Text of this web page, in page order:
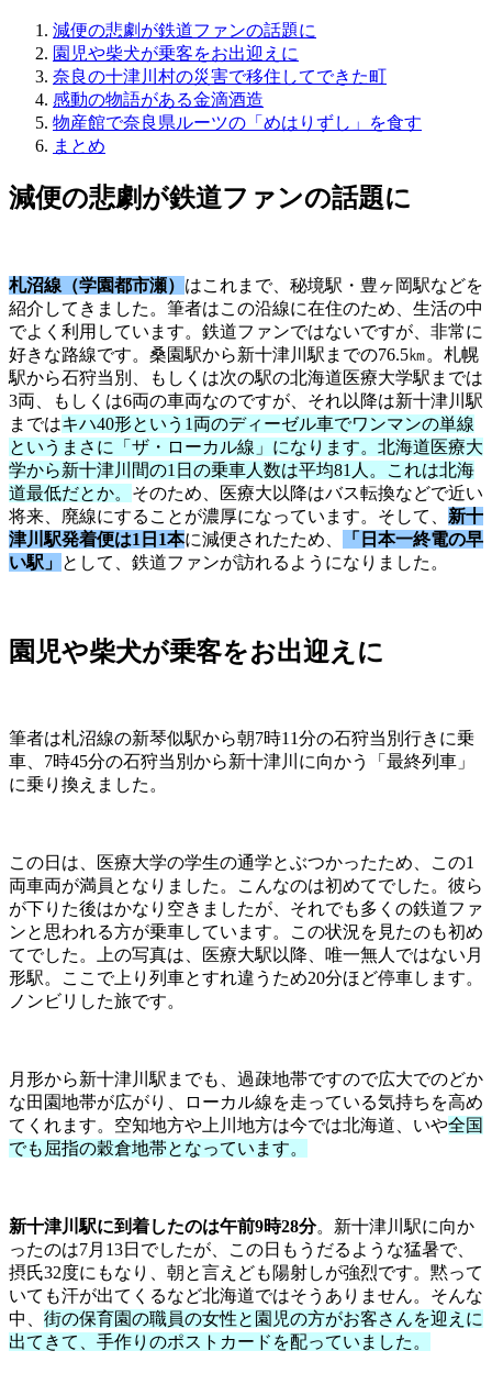
減便の悲劇が鉄道ファンの話題に
園児や柴犬が乗客をお出迎えに
奈良の十津川村の災害で移住してできた町
感動の物語がある金滴酒造
物産館で奈良県ルーツの「めはりずし」を食す
まとめ
減便の悲劇が鉄道ファンの話題に
札沼線（学園都市瀬） はこれまで、秘境駅・豊ヶ岡駅などを
紹介してきました。筆者はこの沿線に在住のため、生活の中
でよく利用しています。鉄道ファンではないですが、非常に
好きな路線です。桑園駅から新十津川駅までの76.5㎞。札幌
駅から石狩当別、もしくは次の駅の北海道医療大学駅までは
3両、もしくは6両の車両なのですが、それ以降は新十津川駅
まではキハ40形という1両のディーゼル車でワンマンの単線
というまさに「ザ・ローカル線」になります。北海道医療大
学から新十津川間の1日の乗車人数は平均81人。これは北海
道最低だとか。 そのため、医療大以降はバス転換などで近い
将来、廃線にすることが濃厚になっています。そして、 新十
津川駅発着便は1日1本に減便されたため、
「日本一終電の早
い駅」 として、鉄道ファンが訪れるようになりました。
園児や柴犬が乗客をお出迎えに
筆者は札沼線の新琴似駅から朝7時11分の石狩当別行きに乗
車、7時45分の石狩当別から新十津川に向かう「最終列車」
に乗り換えました。
この日は、医療大学の学生の通学とぶつかったため、この1
両車両が満員となりました。こんなのは初めてでした。彼ら
が下りた後はかなり空きましたが、それでも多くの鉄道ファ
ンと思われる方が乗車しています。この状況を見たのも初め
てでした。上の写真は、医療大駅以降、唯一無人ではない月
形駅。ここで上り列車とすれ違うため20分ほど停車します。
ノンビリした旅です。
月形から新十津川駅までも、過疎地帯ですので広大でのどか
な田園地帯が広がり、ローカル線を走っている気持ちを高め
てくれます。空知地方や上川地方は今では北海道、いや全国
でも屈指の穀倉地帯となっています。
新十津川駅に到着したのは午前9時28分。新十津川駅に向か
ったのは7月13日でしたが、この日もうだるような猛暑で、
摂氏32度にもなり、朝と言えども陽射しが強烈です。黙って
いても汗が出てくるなど北海道ではそうありません。そんな
中、 街の保育園の職員の女性と園児の方がお客さんを迎えに
出てきて、手作りのポストカードを配っていました。